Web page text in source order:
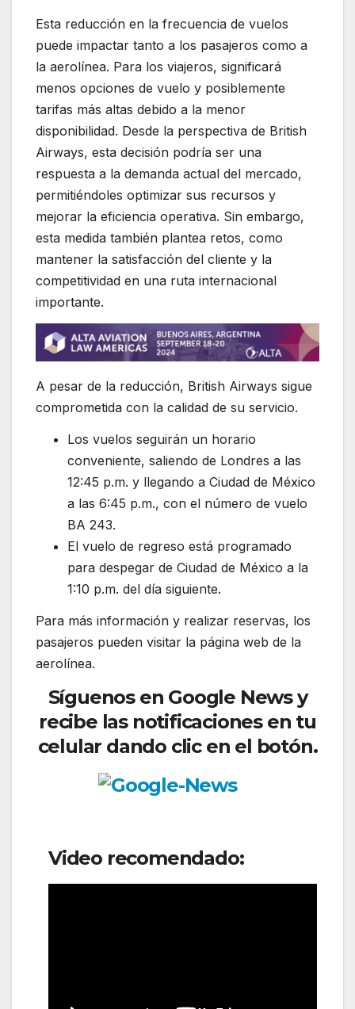
Esta reducción en la frecuencia de vuelos
puede impactar tanto a los pasajeros como a
la aerolínea. Para los viajeros, significará
menos opciones de vuelo y posiblemente
tarifas más altas debido a la menor
disponibilidad. Desde la perspectiva de British
Airways, esta decisión podría ser una
respuesta a la demanda actual del mercado,
permitiéndoles optimizar sus recursos y
mejorar la eficiencia operativa. Sin embargo,
esta medida también plantea retos, como
mantener la satisfacción del cliente y la
competitividad en una ruta internacional
importante.
A pesar de la reducción, British Airways sigue
comprometida con la calidad de su servicio.
Los vuelos seguirán un horario
conveniente, saliendo de Londres a las
12:45 p.m. y llegando a Ciudad de México
a las 6:45 p.m., con el número de vuelo
BA 243.
El vuelo de regreso está programado
para despegar de Ciudad de México a la
1:10 p.m. del día siguiente.
Para más información y realizar reservas, los
pasajeros pueden visitar la página web de la
aerolínea.
Síguenos en Google News y
recibe las notificaciones en tu
celular dando clic en el botón.
Video recomendado: